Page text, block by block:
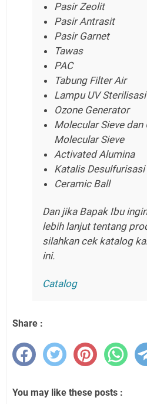
Pasir Zeolit
Pasir Antrasit
Pasir Garnet
Tawas
PAC
Tabung Filter Air
Lampu UV
Ozone Generator
Molecular Sieve dan
Molecular Sieve
Activated Alumina
Katalis Desulfurisasi
Ceramic Ball
Dan jika Bapak Ibu
lebih lanjut tentang
silahkan cek katalog
ini.
Catalog
Share :
You may like these posts :